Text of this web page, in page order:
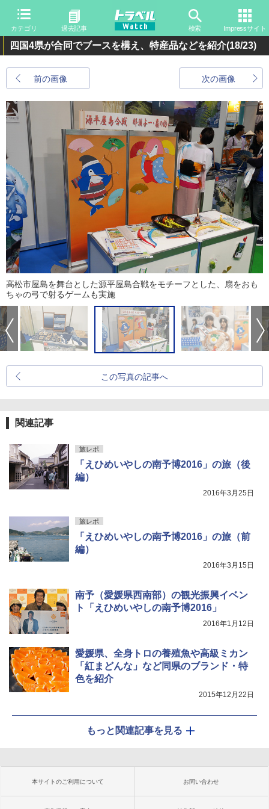
カテゴリ 過去記事 検索 Impressサイト
四国4県が合同でブースを構え、特産品などを紹介(18/23)
前の画像 次の画像
高松市屋島を舞台とした源平屋島合戦をモチーフとした、扇をおも
ちゃの弓で射るゲームも実施
この写真の記事へ
関連記事
旅レポ
「えひめいやしの南予博2016」の旅（後
編）
2016年3月25日
旅レポ
「えひめいやしの南予博2016」の旅（前
編）
2016年3月15日
南予（愛媛県西南部）の観光振興イベン
ト「えひめいやしの南予博2016」
2016年1月12日
愛媛県、全身トロの養殖魚や高級ミカン
「紅まどんな」など同県のブランド・特
色を紹介
2015年12月22日
もっと関連記事を見る
本サイトのご利用について お問い合わせ